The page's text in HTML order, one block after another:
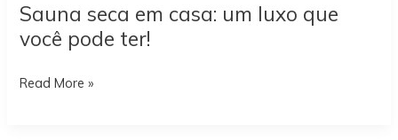
ou
Sauna
Qual
Sauna seca em casa: um luxo que
você pode ter!
Sauna
Read More »